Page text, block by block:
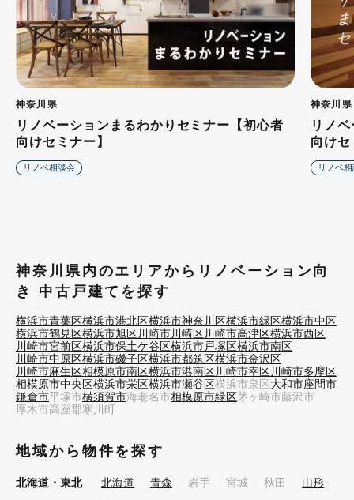
神奈川県
リノベーションまるわかりセミナー【初心者
向けセミナー】
リノベ相談会
神奈川県
リノ
向け
リノベ
神奈川県内のエリアからリノベーション向
き 中古戸建てを探す
横浜市青葉区横浜市港北区横浜市神奈川区横浜市緑区横浜市中区
横浜市鶴見区横浜市旭区川崎市川崎区川崎市高津区横浜市西区
川崎市宮前区横浜市保土ケ谷区横浜市戸塚区横浜市南区
川崎市中原区横浜市磯子区横浜市都筑区横浜市金沢区
川崎市麻生区相模原市南区横浜市港南区川崎市幸区川崎市多摩区
相模原市中央区横浜市栄区横浜市瀬谷区横浜市泉区大和市座間市
鎌倉市平塚市横須賀市海老名市相模原市緑区茅ヶ崎市藤沢市
厚木市高座郡寒川町
地域から物件を探す
北海道・東北 北海道 青森 岩手 宮城 秋田 山形